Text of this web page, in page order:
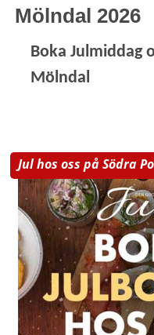
ANNONSERA
Mölndal 2026
Boka Julmiddag
Mölndal
Jul hos oss på Södra